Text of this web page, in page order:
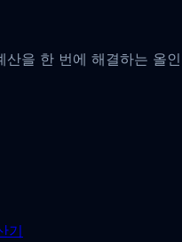
산을 한 번에 해결하는 올인
기